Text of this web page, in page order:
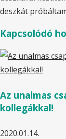
deszkát
Kapcsolódó
Az unalmas
kollegákkal!
2020.01.14.